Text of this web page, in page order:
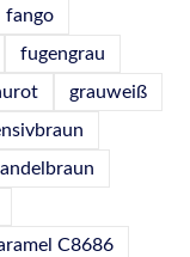
fango
fugengrau
grauweiß
C8686